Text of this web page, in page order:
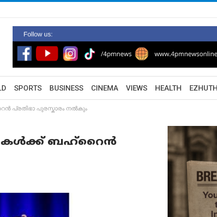
SPORTS BUSINESS CINEMA VIEWS HEALTH
പ്രതിഭാ പുരസ്കാരം നൽകും
ബഹ്റൈൻ